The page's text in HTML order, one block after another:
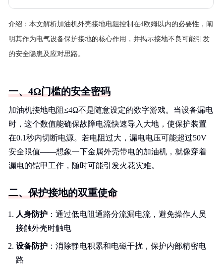
介绍： 本文解析加油机外壳接地电阻控制在4欧姆以内的必要性，阐
明其作为电气设备保护接地的核心作用，并揭示接地不良可能引发
的安全隐患及应对思路。
一、4Ω门槛的安全密码
加油机接地电阻≤4Ω不是随意设定的数字游戏。当设备漏电
时，这个数值能确保故障电流快速导入大地，使保护装置
在0.1秒内切断电源。若电阻过大，漏电电压可能超过50V
安全限值——想象一下金属外壳带电的加油机，就像穿着
漏电的铠甲工作，随时可能引发火花灾难。
二、保护接地的双重使命
人身防护 ：通过低电阻通路分流漏电流，避免操作人员
接触外壳时触电
设备防护 ：消除静电积累和电磁干扰，保护内部精密电
路